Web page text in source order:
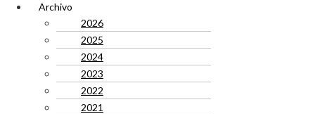
Archivo
2026
2025
2024
2023
2022
2021